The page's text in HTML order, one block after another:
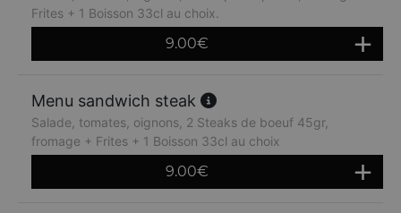
Frites + 1 Boisson 33cl au choix.
9.00€
Menu sandwich steak
Salade, tomates, oignons, 2 Steaks de boeuf 45gr,
fromage + Frites + 1 Boisson 33cl au choix
9.00€